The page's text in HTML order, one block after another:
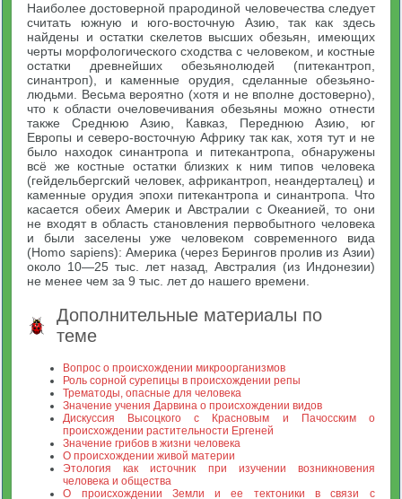
Наиболее достоверной прародиной человечества следует
считать южную и юго-восточную Азию, так как здесь
найдены и остатки скелетов высших обезьян, имеющих
черты морфологического сходства с человеком, и костные
остатки древнейших обезьянолюдей (питекантроп,
синантроп), и каменные орудия, сделанные обезьяно-
людьми. Весьма вероятно (хотя и не вполне достоверно),
что к области очеловечивания обезьяны можно отнести
также Среднюю Азию, Кавказ, Переднюю Азию, юг
Европы и северо-восточную Африку так как, хотя тут и не
было находок синантропа и питекантропа, обнаружены
всё же костные остатки близких к ним типов человека
(гейдельбергский человек, африкантроп, неандерталец) и
каменные орудия эпохи питекантропа и синантропа. Что
касается обеих Америк и Австралии с Океанией, то они
не входят в область становления первобытного человека
и были заселены уже человеком современного вида
(Homo sapiens): Америка (через Берингов пролив из Азии)
около 10—25 тыс. лет назад, Австралия (из Индонезии)
не менее чем за 9 тыс. лет до нашего времени.
Дополнительные материалы по
теме
Вопрос о происхождении микроорганизмов
Роль сорной сурепицы в происхождении репы
Трематоды, опасные для человека
Значение учения Дарвина о происхождении видов
Дискуссия Высоцкого с Красновым и Пачосским о
происхождении растительности Ергеней
Значение грибов в жизни человека
О происхождении живой материи
Этология как источник при изучении возникновения
человека и общества
О происхождении Земли и ее тектоники в связи с